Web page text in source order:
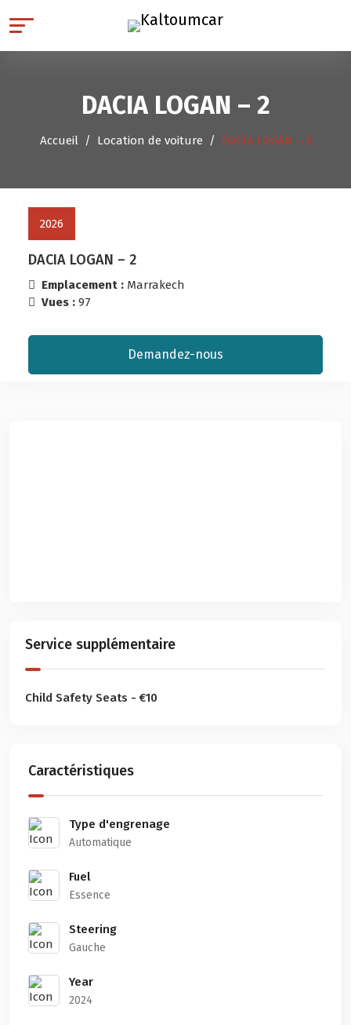
DACIA LOGAN – 2
Accueil Location de voiture DACIA LOGAN – 2
2026
DACIA LOGAN – 2
Emplacement : Marrakech
Vues : 97
Demandez-nous
Service supplémentaire
Child Safety Seats - €10
Caractéristiques
Type d'engrenage
Automatique
Fuel
Essence
Steering
Gauche
Year
2024